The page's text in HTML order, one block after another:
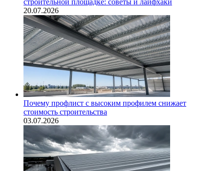
20.07.2026
Почему профлист с высоким профилем снижает
стоимость строительства
03.07.2026